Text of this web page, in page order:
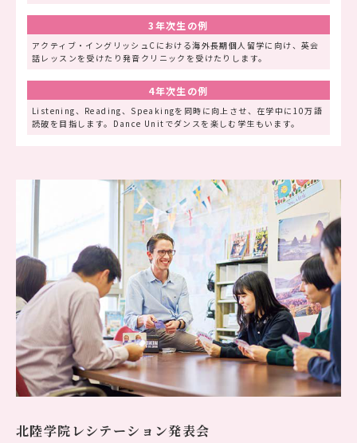
3年次生の例
アクティブ・イングリッシュCにおける海外長期個人留学に向け、英会
話レッスンを受けたり発音クリニックを受けたりします。
4年次生の例
Listening、Reading、Speakingを同時に向上させ、在学中に10万語
読破を目指します。Dance Unitでダンスを楽しむ学生もいます。
北陸学院レシテーション発表会